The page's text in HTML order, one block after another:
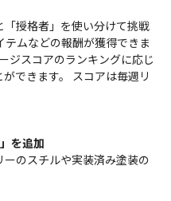
授格者」を使い分けて挑戦
テムなどの報酬が獲得できま
ジスコアのランキングに応じ
できます。 スコアは毎週リ
を追加
ーのスチルや実装済み塗装の